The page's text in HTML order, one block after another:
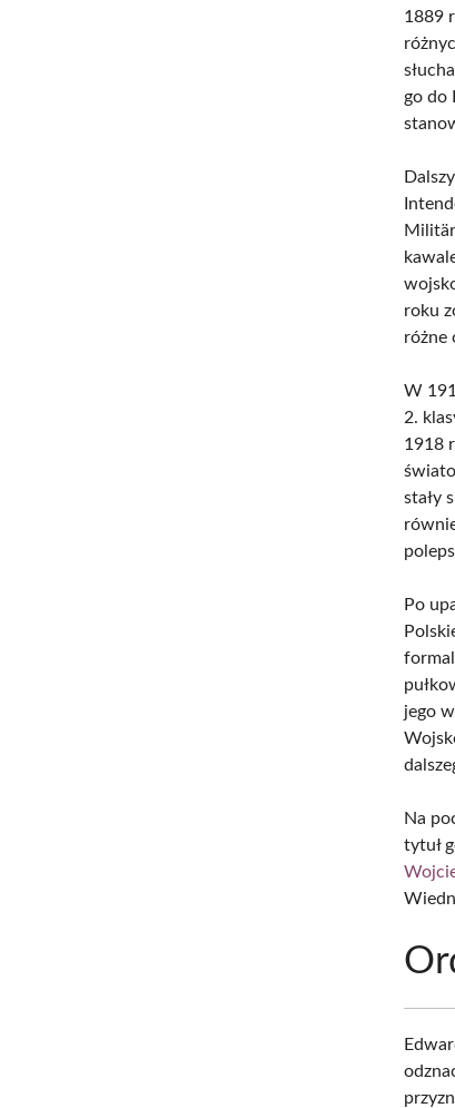
1889
go do
roku
różne
W
2.
1918
stały
Po
jego
Na
tytuł